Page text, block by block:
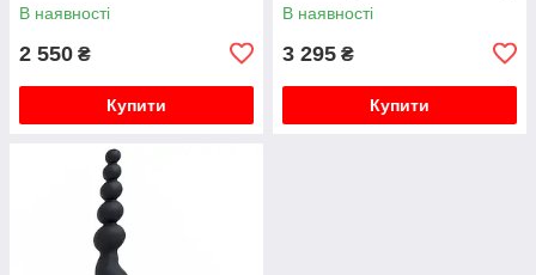
В наявності
2 550 ₴
Купити
В наявності
3 295 ₴
Купити